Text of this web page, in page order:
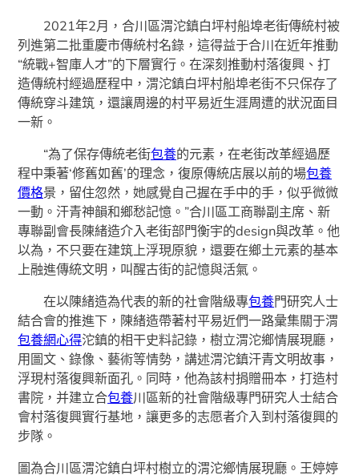
2021年2月，合川區渭沱鎮白坪村船埠老街傳統村被
列進第二批重慶市傳統村名錄，這得益于合川在近年推動
“統戰+智庫人才”的下層實行。在深刻推動村落復興、打
造傳統村經過歷程中，渭沱鎮白坪村船埠老街不只保存了
傳統穿斗建筑，還讓周邊的村平易近生涯周遭的狀況面目
一新。
“為了保存傳統老街包養的元素，在老街改革經過歷
程中秉著‘修舊如舊’的理念，復原傳統店展以前的場包養
價格景，留住忽然，她感覺自己握在手中的手，似乎微微
一動。汗青神韻和鄉愁記憶。”合川區工商聯副主席、新
專聯副會長陳緒造介入老街部門衡宇的design與改革。他
以為，不只要在建筑上浮現原貌，還要在鄉土元素的基本
上融進傳統文明，叫醒古街的記憶與活氣。
在以陳緒造為代表的新的社會階級專包養門研究人士
結合會的推進下，陳緒造帶著村平易近們一路彙集關于渭
包養網心得沱鎮的相干史料記錄，樹立渭沱鄉情展現廳，
用圖文、錄像、藝術等情勢，講述渭沱鎮汗青文明故事，
浮現村落復興新面孔。同時，他為該村捐贈冊本，打造村
書院，并建立合包養川區新的社會階級專門研究人士結合
會村落復興實行基地，讓更多的志愿者介入到村落復興的
步隊。
圖為合川區渭沱鎮白坪村樹立的渭沱鄉情展現廳。王婷婷